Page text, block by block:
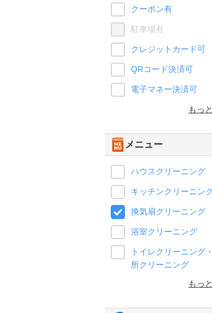
クーポン有
駐車場有
クレジットカード可
QRコード決済可
電子マネー決済可
もっ
メニュー
ハウスクリーニング
キッチンクリーニン
換気扇クリーニング
浴室クリーニング
トイレクリーニング
所クリーニング
もっ